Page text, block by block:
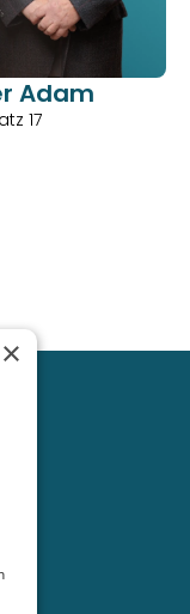
Adam
17
×